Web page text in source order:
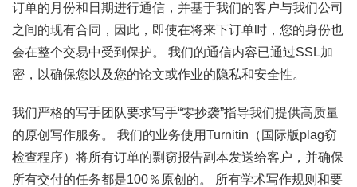
订单的月份和日期进行通信，并基于我们的客户与我们公司
之间的现有合同，因此，即使在将来下订单时，您的身份也
会在整个交易中受到保护。 我们的通信内容已通过SSL加
密，以确保您以及您的论文或作业的隐私和安全性。
我们严格的写手团队要求写手“零抄袭”指导我们提供高质量
的原创写作服务。 我们的业务使用Turnitin（国际版plag窃
检查程序）将所有订单的剽窃报告副本发送给客户，并确保
所有交付的任务都是100％原创的。 所有学术写作规则和要